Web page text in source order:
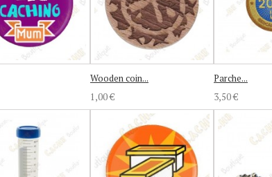
Wooden coin...
1,00 €
Parche...
3,50 €